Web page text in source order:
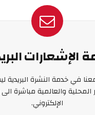
الإشعارات
في خدمة النشرة البريدية
المحلية والعالمية مباشرة
الإلكتروني.